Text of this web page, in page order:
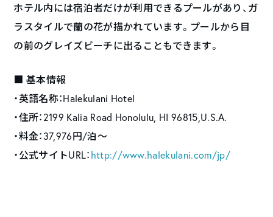
ホテル内には宿泊者だけが利用できるプールがあり、ガ
ラスタイルで蘭の花が描かれています。プールから目
の前のグレイズビーチに出ることもできます。
■ 基本情報
・英語名称：Halekulani Hotel
・住所：2199 Kalia Road Honolulu, HI 96815,U.S.A.
・料金：37,976円/泊〜
・公式サイトURL：http://www.halekulani.com/jp/